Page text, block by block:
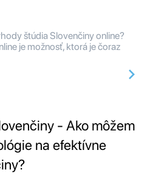
štúdia Slovenčiny online?
je možnosť, ktorá je čoraz
- Ako môžem
na efektívne